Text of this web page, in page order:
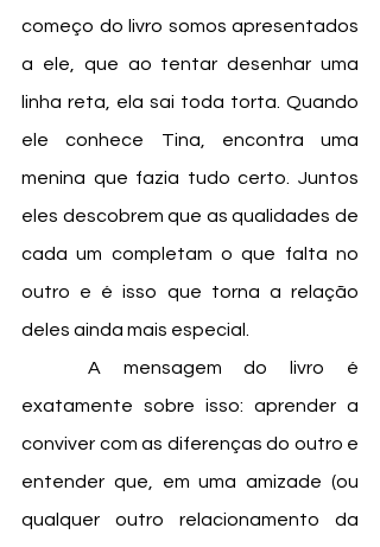
começo do livro somos apresentados
a ele, que ao tentar desenhar uma
linha reta, ela sai toda torta. Quando
ele conhece Tina, encontra uma
menina que fazia tudo certo. Juntos
eles descobrem que as qualidades de
cada um completam o que falta no
outro e é isso que torna a relação
deles ainda mais especial.
exatamente sobre isso: aprender a
conviver com as diferenças do outro e
entender que, em uma amizade (ou
qualquer outro relacionamento da